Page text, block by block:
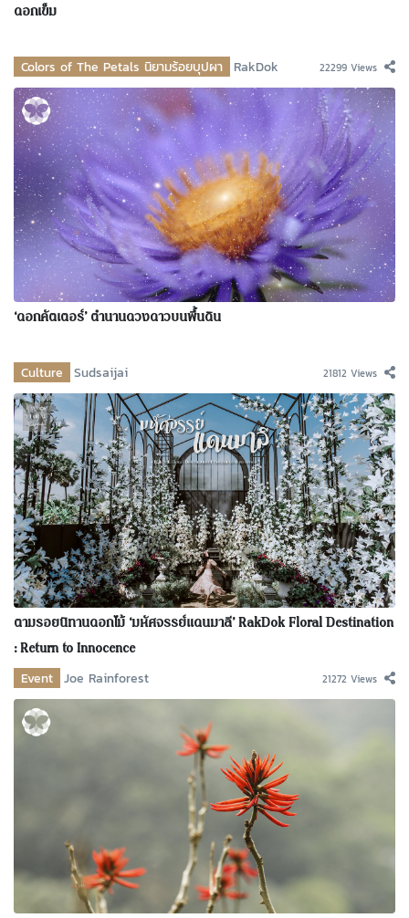
ดอกเข็ม
Colors of The Petals นิยามร้อยบุปผา RakDok 22299 Views
‘ดอกคัตเตอร์’ ตำนานดวงดาวบนพื้นดิน
Culture Sudsaijai 21812 Views
ตามรอยนิทานดอกไม้ ‘มหัศจรรย์แดนมาลี’ RakDok Floral Destination
: Return to Innocence
Event Joe Rainforest 21272 Views